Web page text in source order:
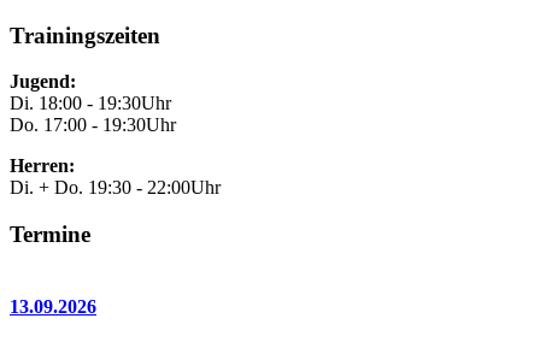
Trainingszeiten
Jugend:
Di. 18:00 - 19:30Uhr
Do. 17:00 - 19:30Uhr
Herren:
Di. + Do. 19:30 - 22:00Uhr
Termine
13.09.2026